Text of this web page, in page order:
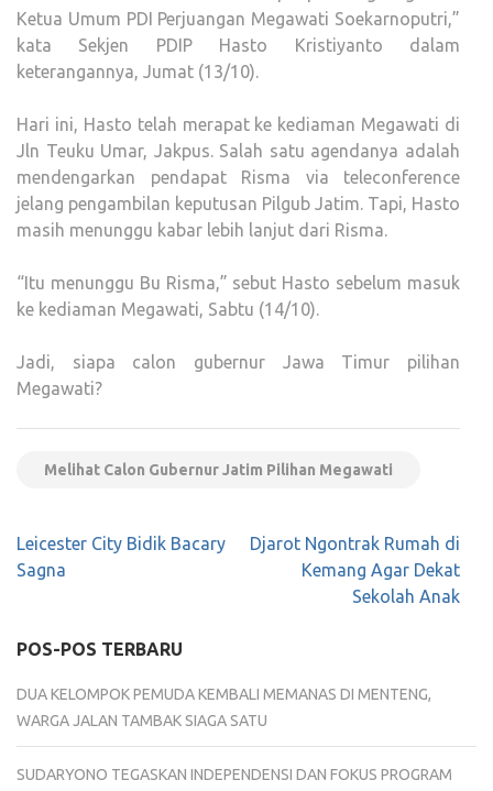
Ketua Umum PDI Perjuangan Megawati Soekarnoputri,”
kata Sekjen PDIP Hasto Kristiyanto dalam
keterangannya, Jumat (13/10).
Hari ini, Hasto telah merapat ke kediaman Megawati di
Jln Teuku Umar, Jakpus. Salah satu agendanya adalah
mendengarkan pendapat Risma via teleconference
jelang pengambilan keputusan Pilgub Jatim. Tapi, Hasto
masih menunggu kabar lebih lanjut dari Risma.
“Itu menunggu Bu Risma,” sebut Hasto sebelum masuk
ke kediaman Megawati, Sabtu (14/10).
Jadi, siapa calon gubernur Jawa Timur pilihan
Megawati?
Melihat Calon Gubernur Jatim Pilihan Megawati
Navigasi
pos
Leicester City Bidik Bacary
Sagna
Djarot Ngontrak Rumah di
Kemang Agar Dekat
Sekolah Anak
POS-POS TERBARU
DUA KELOMPOK PEMUDA KEMBALI MEMANAS DI MENTENG,
WARGA JALAN TAMBAK SIAGA SATU
SUDARYONO TEGASKAN INDEPENDENSI DAN FOKUS PROGRAM